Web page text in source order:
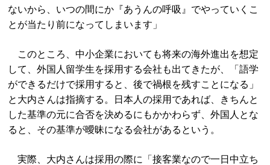
ないから、いつの間にか『あうんの呼吸』でやっていくこ
とが当たり前になってしまいます」
このところ、中小企業においても将来の海外進出を想定
して、外国人留学生を採用する会社も出てきたが、「語学
ができるだけで採用すると、後で禍根を残すことになる」
と大内さんは指摘する。日本人の採用であれば、きちんと
した基準の元に合否を決めるにもかかわらず、外国人とな
ると、その基準が曖昧になる会社があるという。
実際、大内さんは採用の際に「接客業なので一日中立ち